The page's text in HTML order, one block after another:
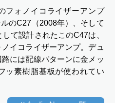
フォノイコライザーアンプ
のC27（2008年）、そして
て設計されたこのC47は、
イコライザーアンプ。デュ
には配線パターンに金メッ
ッ素樹脂基板が使われてい